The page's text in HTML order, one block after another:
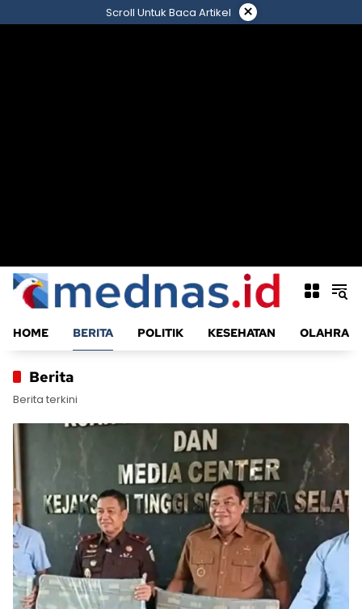
ke
Scroll Untuk Baca Artikel ×
HOME BERITA POLITIK KESEHATAN
Berita
Berita terkini